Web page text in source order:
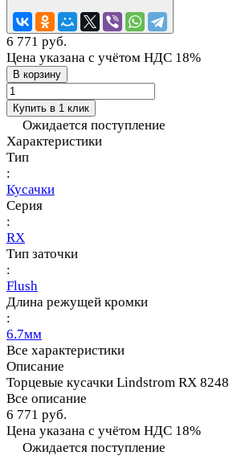
6 771 руб.
Цена указана с учётом НДС 18%
В корзину
Купить в 1 клик
Ожидается поступление
Характеристики
Тип
:
Кусачки
Серия
:
RX
Тип заточки
:
Flush
Длина режущей кромки
:
6.7мм
Все характеристики
Описание
Торцевые кусачки Lindstrom RX 8248
Все описание
6 771 руб.
Цена указана с учётом НДС 18%
Ожидается поступление